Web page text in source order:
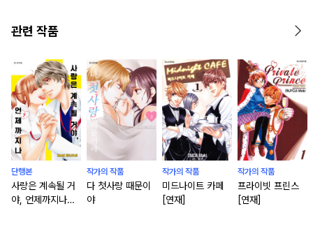
관련 작품
단행본
사랑은 계속될 거
야, 언제까지나
작가의 작품
다 첫사랑 때문이
야
작가의 작품
미드나이트 카페
[연재]
작가의 작품
프라이빗 프린스
[연재]